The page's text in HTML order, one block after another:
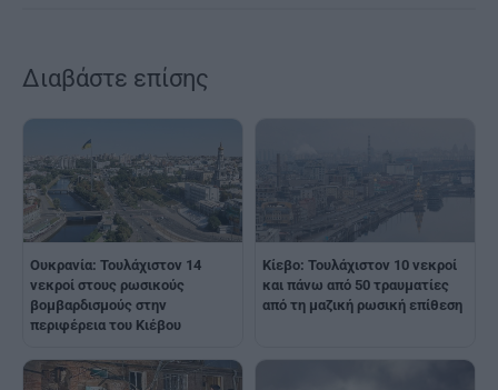
Διαβάστε επίσης
Ουκρανία: Τουλάχιστον 14
νεκροί στους ρωσικούς
βομβαρδισμούς στην
περιφέρεια του Κιέβου
Κίεβο: Τουλάχιστον 10 νεκροί
και πάνω από 50 τραυματίες
από τη μαζική ρωσική επίθεση